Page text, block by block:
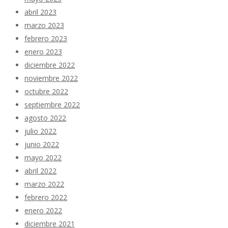
abril 2023
marzo 2023
febrero 2023
enero 2023
diciembre 2022
noviembre 2022
octubre 2022
septiembre 2022
agosto 2022
julio 2022
junio 2022
mayo 2022
abril 2022
marzo 2022
febrero 2022
enero 2022
diciembre 2021